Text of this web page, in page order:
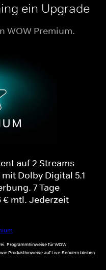
ein Upgrade
WOW Premium.
auf 2 Streams
Dolby Digital 5.1
7 Tage
€ mtl. Jederzeit
Programmhinweise für WOW
Produkthinweise auf Live-Sendern bleiben